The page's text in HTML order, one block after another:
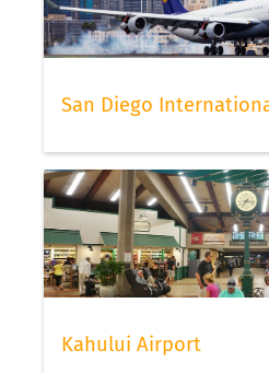
San Diego
Kahului Airport